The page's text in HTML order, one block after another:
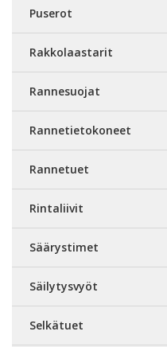
Puserot
Rakkolaastarit
Rannesuojat
Rannetietokoneet
Rannetuet
Rintaliivit
Säärystimet
Säilytysvyöt
Selkätuet